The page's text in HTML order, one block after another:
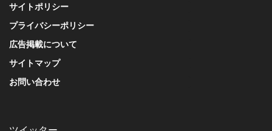
サイトポリシー
プライバシーポリシー
広告掲載について
サイトマップ
お問い合わせ